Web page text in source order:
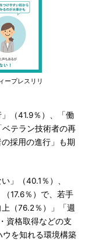
ープレスリリ
（41.9％）、「働
テラン技術者の再
採用の進行」も期
」（40.1％）、
17.6％）で、若手
（76.2％）」「週
資格取得などの支
を知れる環境構築